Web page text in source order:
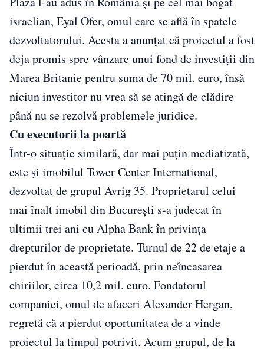
israelian, Eyal Ofer, omul care se află în spatele
dezvoltatorului. Acesta a anunţat că proiectul a fost
deja promis spre vânzare unui fond de investiţii din
Marea Britanie pentru suma de 70 mil. euro, însă
niciun investitor nu vrea să se atingă de clădire
până nu se rezolvă problemele juridice.
Cu executorii la poartă
Într-o situaţie similară, dar mai puţin mediatizată,
este şi imobilul Tower Center International,
dezvoltat de grupul Avrig 35. Proprietarul celui
mai înalt imobil din Bucureşti s-a judecat în
ultimii trei ani cu Alpha Bank în privinţa
drepturilor de proprietate. Turnul de 22 de etaje a
pierdut în această perioadă, prin neîncasarea
chiriilor, circa 10,2 mil. euro. Fondatorul
companiei, omul de afaceri Alexander Hergan,
regretă că a pierdut oportunitatea de a vinde
proiectul la timpul potrivit. Acum grupul, de la